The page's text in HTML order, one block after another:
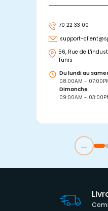
70 22 33 00
support-
56, Rue de
Tunis
Du lundi au
08:00AM -
Dimanche
09:00AM -
←